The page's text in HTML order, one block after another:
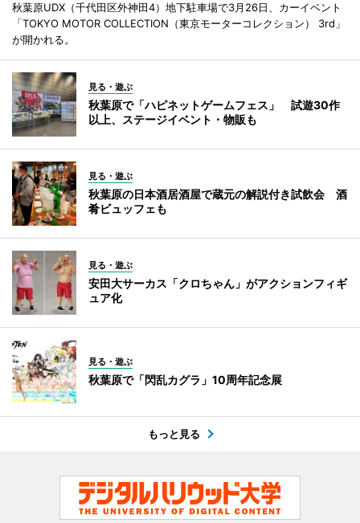
秋葉原UDX（千代田区外神田4）地下駐車場で3月26日、カーイベント
「TOKYO MOTOR COLLECTION（東京モーターコレクション） 3rd」
が開かれる。
見る・遊ぶ
秋葉原で「ハピネットゲームフェス」 試遊30作
以上、ステージイベント・物販も
見る・遊ぶ
秋葉原の日本酒居酒屋で蔵元の解説付き試飲会 酒
肴ビュッフェも
見る・遊ぶ
安田大サーカス「クロちゃん」がアクションフィギ
ュア化
見る・遊ぶ
秋葉原で「閃乱カグラ」10周年記念展
もっと見る